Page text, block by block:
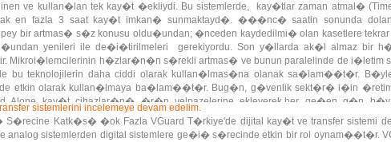
ve kullan�lan tek kay�t �ekliydi. Bu sistemlerde, kay�tlar zaman atmal�
en fazla 3 saat kay�t imkan� sunmaktayd�. ���nc� saatin sonunda
bir artmas� s�z konusu oldu�undan; �nceden kaydedilmi� olan kasetlere
yenileri ile de�i�tirilmeleri gerekiyordu. Son y�llarda ak�l almaz bir
h�zlar�n�n s�rekli artmas� ve bunun paralelinde de i�letim
teknolojilerin daha ciddi olarak kullan�lmas�na olanak sa�lam��t�r.
etkin olarak kullan�lmaya ba�lam��t�r. Bug�n, g�venlik sekt�r� i�in
Alone kay�t cihazlar�n� �r�n yelpazelerine ekleyerek,her ge�en g�n
tekni�i ve standartlar� bak�m�ndan en geli�mi� format olan H264
tercih edilen sistemlerdir.
sistemlerini incelemeye devam edelim.
Katk�s� �ok Fazla VGuard T�rkiye'de dijital kay�t ve transfer sistemi
analog sistemlerden digital sistemlere ge�i� s�recinde etkin bir rol oynam��t�r.